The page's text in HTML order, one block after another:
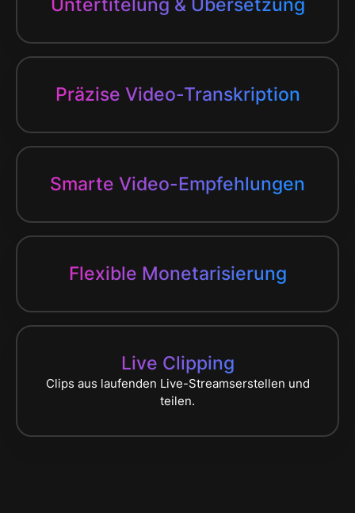
Untertitelung & Übersetzung
Präzise Video-Transkription
Smarte Video-Empfehlungen
Flexible Monetarisierung
Live Clipping
Clips aus laufenden Live-Streamserstellen und
teilen.